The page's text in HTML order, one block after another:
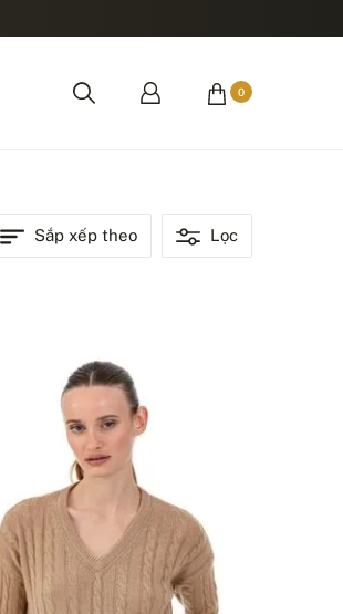
0
Sắp xếp theo Lọc